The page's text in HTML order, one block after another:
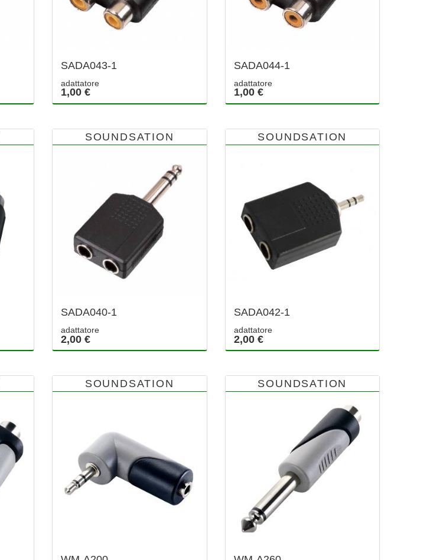
SADA043-1
adattatore
1,00 €
SADA044-1
adattatore
1,00 €
SOUNDSATION
SADA040-1
adattatore
2,00 €
SOUNDSATION
SADA042-1
adattatore
2,00 €
SOUNDSATION SOUNDSATION